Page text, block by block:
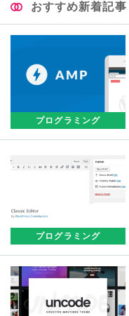
おすすめ新着記事
プログラミング
プログラミング